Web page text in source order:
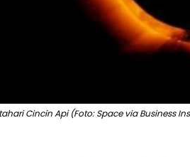
Cincin Api (Foto: Space via Business